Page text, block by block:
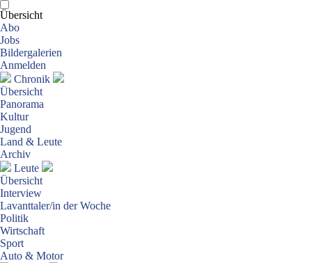
Übersicht
Abo
Jobs
Bildergalerien
Anmelden
Chronik
Übersicht
Panorama
Kultur
Jugend
Land & Leute
Archiv
Leute
Übersicht
Interview
Lavanttaler/in der Woche
Politik
Wirtschaft
Sport
Auto & Motor